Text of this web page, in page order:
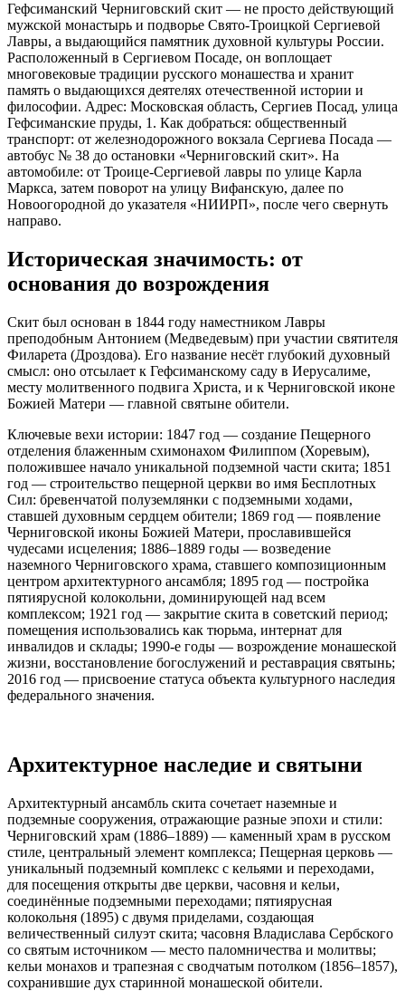
Гефсиманский Черниговский скит — не просто действующий
мужской монастырь и подворье Свято‑Троицкой Сергиевой
Лавры, а выдающийся памятник духовной культуры России.
Расположенный в Сергиевом Посаде, он воплощает
многовековые традиции русского монашества и хранит
память о выдающихся деятелях отечественной истории и
философии. Адрес: Московская область, Сергиев Посад, улица
Гефсиманские пруды, 1. Как добраться: общественный
транспорт: от железнодорожного вокзала Сергиева Посада —
автобус № 38 до остановки «Черниговский скит». На
автомобиле: от Троице‑Сергиевой лавры по улице Карла
Маркса, затем поворот на улицу Вифанскую, далее по
Новоогородной до указателя «НИИРП», после чего свернуть
направо.
Историческая значимость: от
основания до возрождения
Скит был основан в 1844 году наместником Лавры
преподобным Антонием (Медведевым) при участии святителя
Филарета (Дроздова). Его название несёт глубокий духовный
смысл: оно отсылает к Гефсиманскому саду в Иерусалиме,
месту молитвенного подвига Христа, и к Черниговской иконе
Божией Матери — главной святыне обители.
Ключевые вехи истории: 1847 год — создание Пещерного
отделения блаженным схимонахом Филиппом (Хоревым),
положившее начало уникальной подземной части скита; 1851
год — строительство пещерной церкви во имя Бесплотных
Сил: бревенчатой полуземлянки с подземными ходами,
ставшей духовным сердцем обители; 1869 год — появление
Черниговской иконы Божией Матери, прославившейся
чудесами исцеления; 1886–1889 годы — возведение
наземного Черниговского храма, ставшего композиционным
центром архитектурного ансамбля; 1895 год — постройка
пятиярусной колокольни, доминирующей над всем
комплексом; 1921 год — закрытие скита в советский период;
помещения использовались как тюрьма, интернат для
инвалидов и склады; 1990‑е годы — возрождение монашеской
жизни, восстановление богослужений и реставрация святынь;
2016 год — присвоение статуса объекта культурного наследия
федерального значения.
Архитектурное наследие и святыни
Архитектурный ансамбль скита сочетает наземные и
подземные сооружения, отражающие разные эпохи и стили:
Черниговский храм (1886–1889) — каменный храм в русском
стиле, центральный элемент комплекса; Пещерная церковь —
уникальный подземный комплекс с кельями и переходами,
для посещения открыты две церкви, часовня и кельи,
соединённые подземными переходами; пятиярусная
колокольня (1895) с двумя приделами, создающая
величественный силуэт скита; часовня Владислава Сербского
со святым источником — место паломничества и молитвы;
кельи монахов и трапезная с сводчатым потолком (1856–1857),
сохранившие дух старинной монашеской обители.